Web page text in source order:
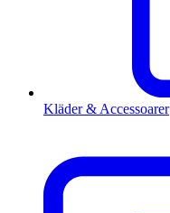
Kläder & Accessoarer